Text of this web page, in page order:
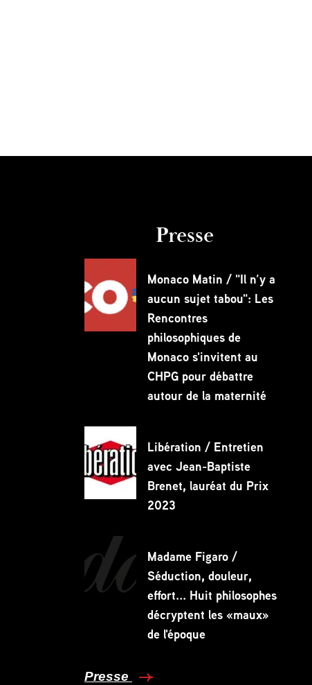
Presse
Monaco Matin / "Il n’y a
aucun sujet tabou": Les
Rencontres
philosophiques de
Monaco s'invitent au
CHPG pour débattre
autour de la maternité
Libération / Entretien
avec Jean-Baptiste
Brenet, lauréat du Prix
2023
Madame Figaro /
Séduction, douleur,
effort... Huit philosophes
décryptent les «maux»
de l'époque
Presse